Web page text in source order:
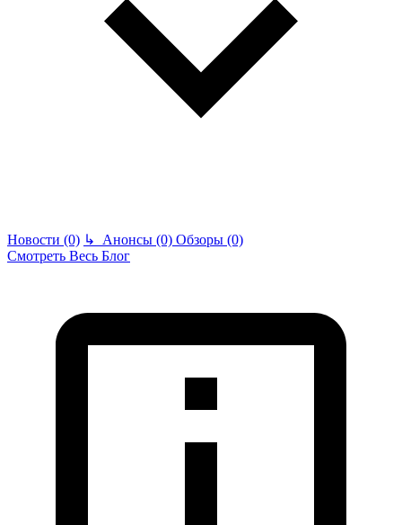
Новости (0) ↳ Анонсы (0) Обзоры (0)
Смотреть Весь Блог